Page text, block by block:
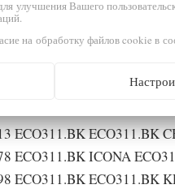
ECO310W ECO310.W
ECO311.B ICONA
ECO311.W ICONA
ECO311.R ICONA
ECO311.BK ECO311.BK
ECO311.BK ICONA
ECO311.BK ECO311.BK
улучшения Вашего
на обработку файлов cookie в